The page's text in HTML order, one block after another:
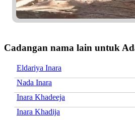
Cadangan nama lain untuk
Eldariya Inara
Nada Inara
Inara Khadeeja
Inara Khadija